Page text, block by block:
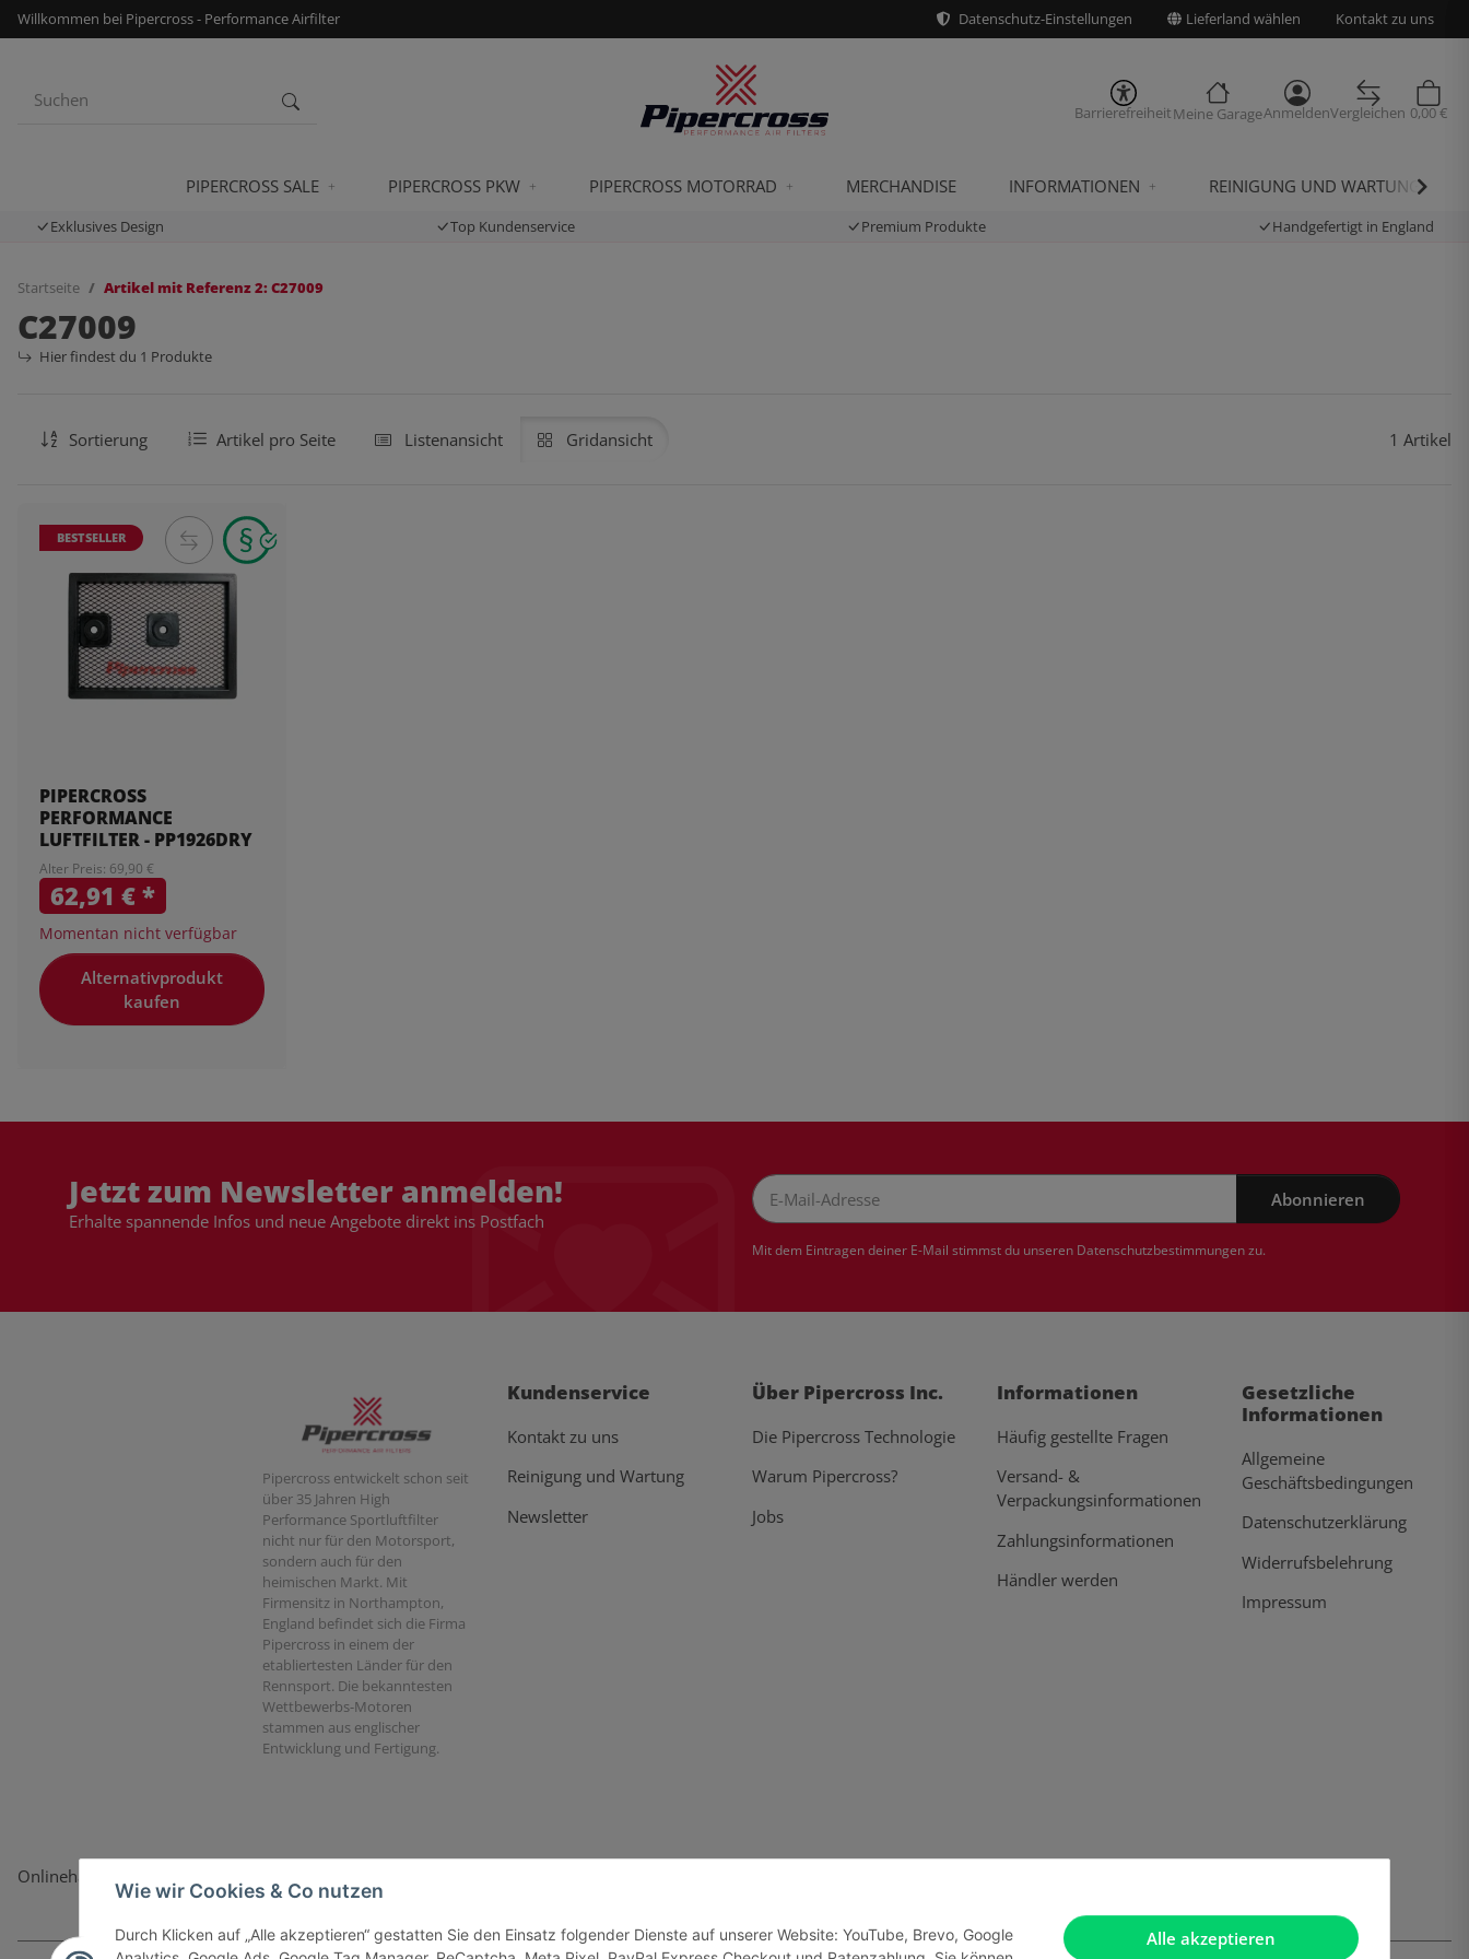
Alle akzeptieren
Wie wir Cookies & Co nutzen
Durch Klicken auf „Alle akzeptieren“ gestatten Sie den Einsatz folgender Dienste auf unserer Website: YouTube, Brevo, Google
Willkommen bei Pipercross - Performance Airfilter Datenschutz-Einstellungen Lieferland wählen Kontakt zu uns
BarrierefreiheitMeine GarageAnmeldenVergleichen 0,00 €
PIPERCROSS SALE PIPERCROSS PKW PIPERCROSS MOTORRAD MERCHANDISE INFORMATIONEN REINIGUNG UND WARTUNG
Exklusives Design Top Kundenservice Premium Produkte Handgefertigt in England
Startseite Artikel mit Referenz 2: C27009
C27009
Hier findest du 1 Produkte
Sortierung Artikel pro Seite Listenansicht Gridansicht 1 Artikel
BESTSELLER
PIPERCROSS
PERFORMANCE
LUFTFILTER - PP1926DRY
Alter Preis: 69,90 €
62,91 €*
Momentan nicht verfügbar
Alternativprodukt
kaufen
Jetzt zum Newsletter anmelden!
Erhalte spannende Infos und neue Angebote direkt ins Postfach
Abonnieren
Mit dem Eintragen deiner E-Mail stimmst du unseren Datenschutzbestimmungenzu.
Pipercross entwickelt schon seit
über 35 Jahren High
Performance Sportluftfilter
nicht nur für den Motorsport,
sondern auch für den
heimischen Markt. Mit
Firmensitz in Northampton,
England befindet sich die Firma
Pipercross in einem der
etabliertesten Länder für den
Rennsport. Die bekanntesten
Wettbewerbs-Motoren
stammen aus englischer
Entwicklung und Fertigung.
Kundenservice
Kontakt zu uns
Reinigung und Wartung
Newsletter
Über Pipercross Inc.
Die Pipercross Technologie
Warum Pipercross?
Jobs
Informationen
Häufig gestellte Fragen
Versand- &
Verpackungsinformationen
Zahlungsinformationen
Händler werden
Gesetzliche
Informationen
Allgemeine
Geschäftsbedingungen
Datenschutzerklärung
Widerrufsbelehrung
Impressum
Onlinehandel basiert auf Vertrauen: